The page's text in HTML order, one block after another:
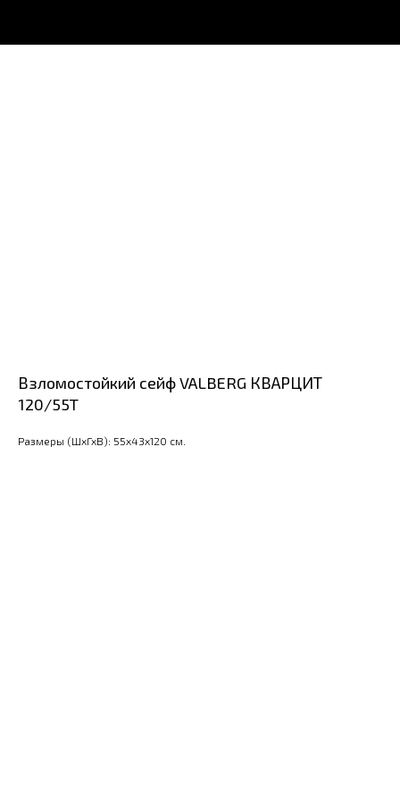
Взломостойкий сейф VALBERG КВАРЦИТ
120/55T
Размеры (ШхГхВ): 55x43x120 см.